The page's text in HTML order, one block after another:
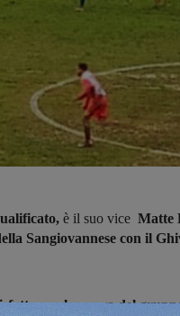
è il suo vice Matte
Sangiovannese con il
per la prova del